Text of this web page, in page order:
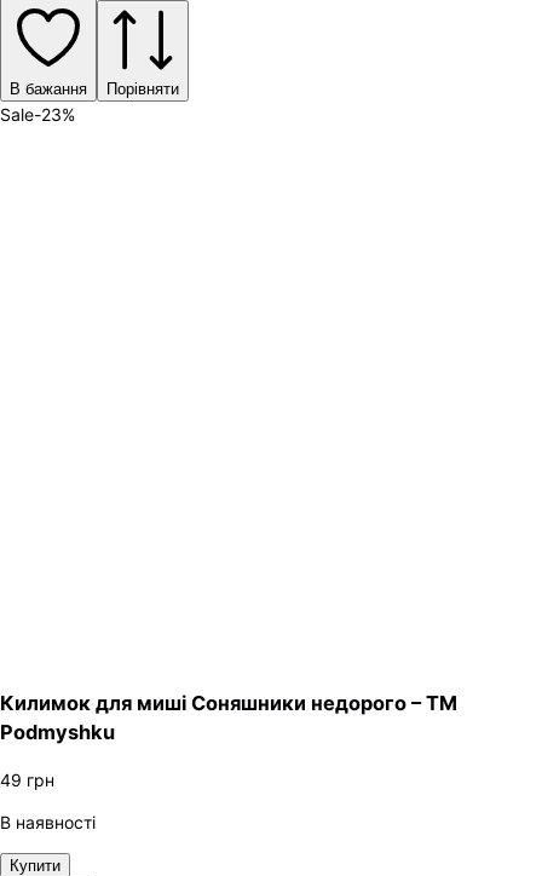
В бажання Порівняти
Sale-23%
Килимок для миші Соняшники недорого – ТМ
Podmyshku
49 грн
В наявності
Купити